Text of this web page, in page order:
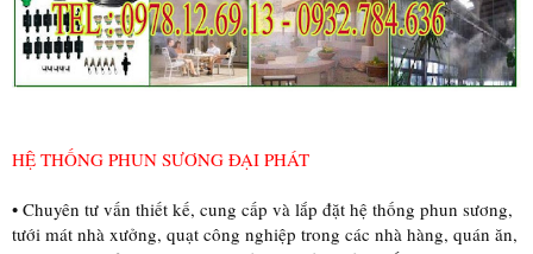
HỆ THỐNG PHUN SƯƠNG ĐẠI PHÁT
• Chuyên tư vấn thiết kế, cung cấp và lắp đặt hệ thống phun sương,
tưới mát nhà xưởng, quạt công nghiệp trong các nhà hàng, quán ăn,